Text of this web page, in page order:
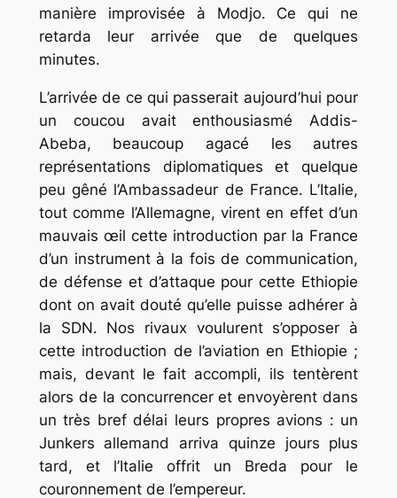
manière improvisée à Modjo. Ce qui ne
retarda leur arrivée que de quelques
minutes.
L’arrivée de ce qui passerait aujourd’hui pour
un coucou avait enthousiasmé Addis-
Abeba, beaucoup agacé les autres
représentations diplomatiques et quelque
peu gêné l’Ambassadeur de France. L’Italie,
tout comme l’Allemagne, virent en effet d’un
mauvais œil cette introduction par la France
d’un instrument à la fois de communication,
de défense et d’attaque pour cette Ethiopie
dont on avait douté qu’elle puisse adhérer à
la SDN. Nos rivaux voulurent s’opposer à
cette introduction de l’aviation en Ethiopie ;
mais, devant le fait accompli, ils tentèrent
alors de la concurrencer et envoyèrent dans
un très bref délai leurs propres avions : un
Junkers allemand arriva quinze jours plus
tard, et l’Italie offrit un Breda pour le
couronnement de l’empereur.